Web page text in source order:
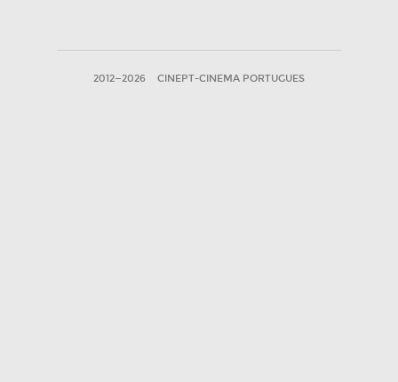
2012—2026 CINEPT-CINEMA PORTUGUES